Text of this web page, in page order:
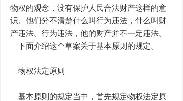
物权的观念，没有保护人民合法财产这样的意
识。他们分不清楚什么叫行为违法，什么叫财
产违法。行为违法，他的财产并不一定违法。
下面介绍这个草案关于基本原则的规定。
物权法定原则
基本原则的规定当中，首先规定物权法定原